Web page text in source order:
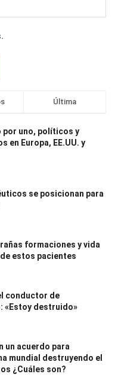
Última
por uno, políticos y
en Europa, EE.UU. y
se posicionan para
formaciones y vida
estos pacientes
conductor de
«Estoy destruido»
un acuerdo para
mundial destruyendo el
¿Cuáles son?